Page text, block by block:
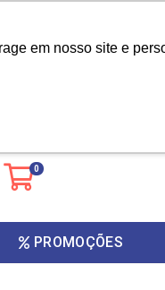
em nosso site e
0
PROMOÇÕES